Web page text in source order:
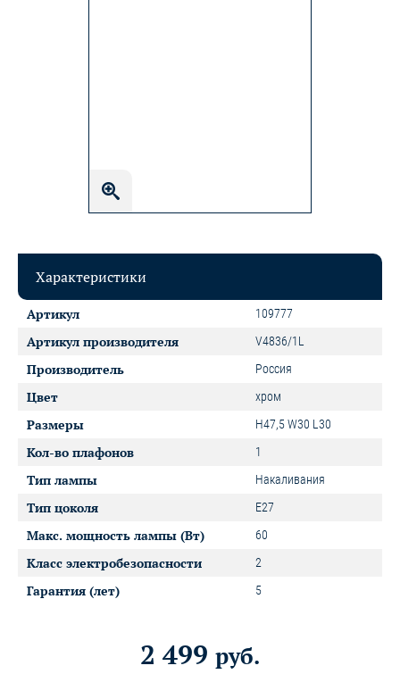
Характеристики
Артикул 109777
Артикул производителя V4836/1L
Производитель Россия
Цвет хром
Размеры H47,5 W30 L30
Кол-во плафонов 1
Тип лампы Накаливания
Тип цоколя E27
Макс. мощность лампы (Вт) 60
Класс электробезопасности 2
Гарантия (лет) 5
2 499 руб.